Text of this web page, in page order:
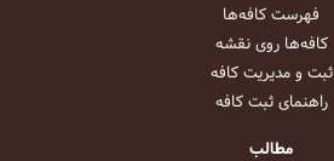
فهرست کافه‌ها
کافه‌ها روی نقشه
ثبت و مدیریت کافه
راهنمای ثبت کافه
مطالب